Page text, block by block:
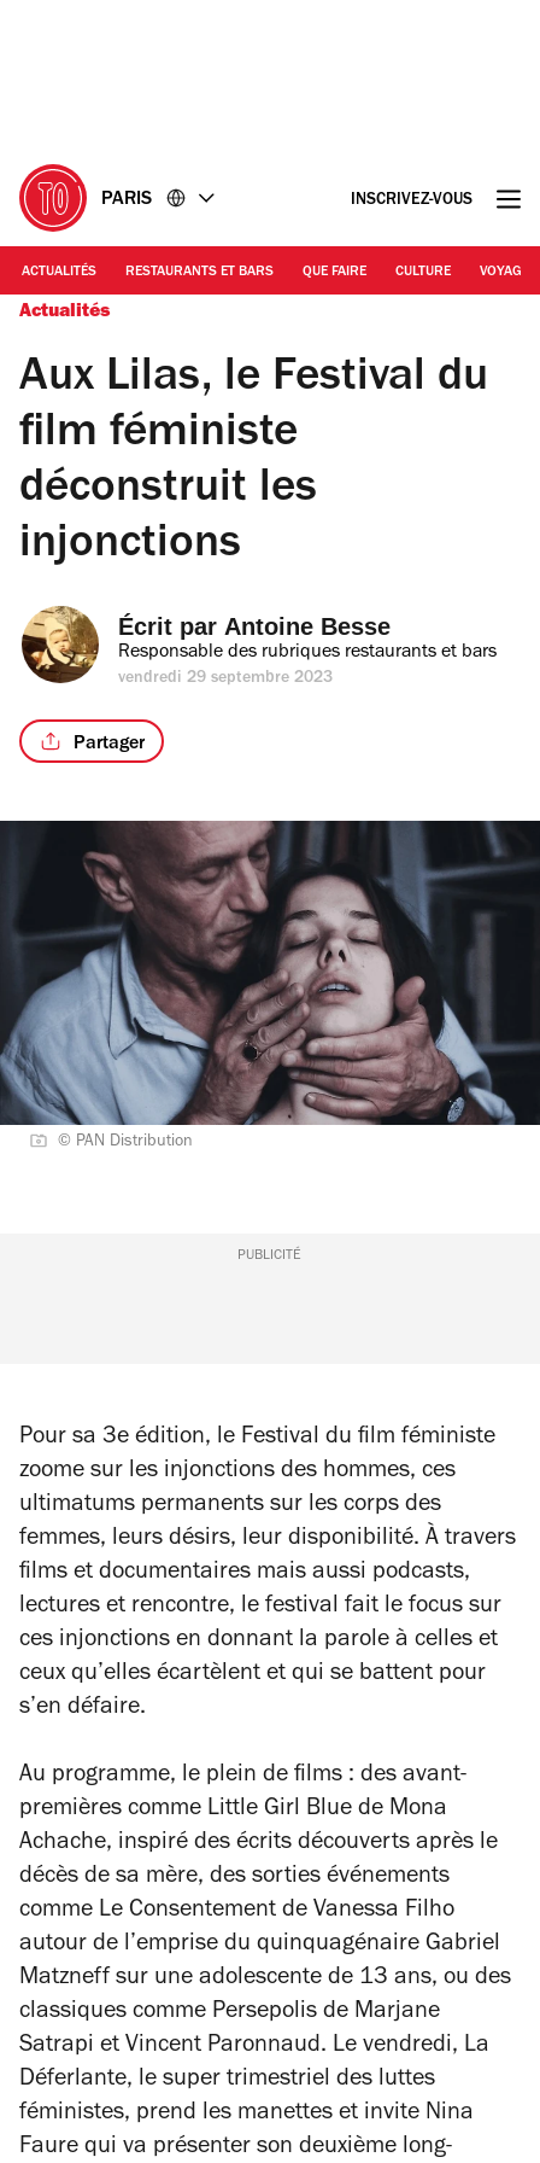
PARIS INSCRIVEZ-VOUS
ACTUALITÉS RESTAURANTS ET BARS QUE FAIRE CULTURE VOYAGE
Actualités
Aux Lilas, le Festival du
film féministe
déconstruit les
injonctions
Écrit par Antoine Besse
Responsable des rubriques restaurants et bars
vendredi 29 septembre 2023
Partager
© PAN Distribution
PUBLICITÉ
Pour sa 3e édition, le Festival du film féministe
zoome sur les injonctions des hommes, ces
ultimatums permanents sur les corps des
femmes, leurs désirs, leur disponibilité. À travers
films et documentaires mais aussi podcasts,
lectures et rencontre, le festival fait le focus sur
ces injonctions en donnant la parole à celles et
ceux qu’elles écartèlent et qui se battent pour
s’en défaire.
Au programme, le plein de films : des avant-
premières comme Little Girl Blue de Mona
Achache, inspiré des écrits découverts après le
décès de sa mère, des sorties événements
comme Le Consentement de Vanessa Filho
autour de l’emprise du quinquagénaire Gabriel
Matzneff sur une adolescente de 13 ans, ou des
classiques comme Persepolis de Marjane
Satrapi et Vincent Paronnaud. Le vendredi, La
Déferlante, le super trimestriel des luttes
féministes, prend les manettes et invite Nina
Faure qui va présenter son deuxième long-